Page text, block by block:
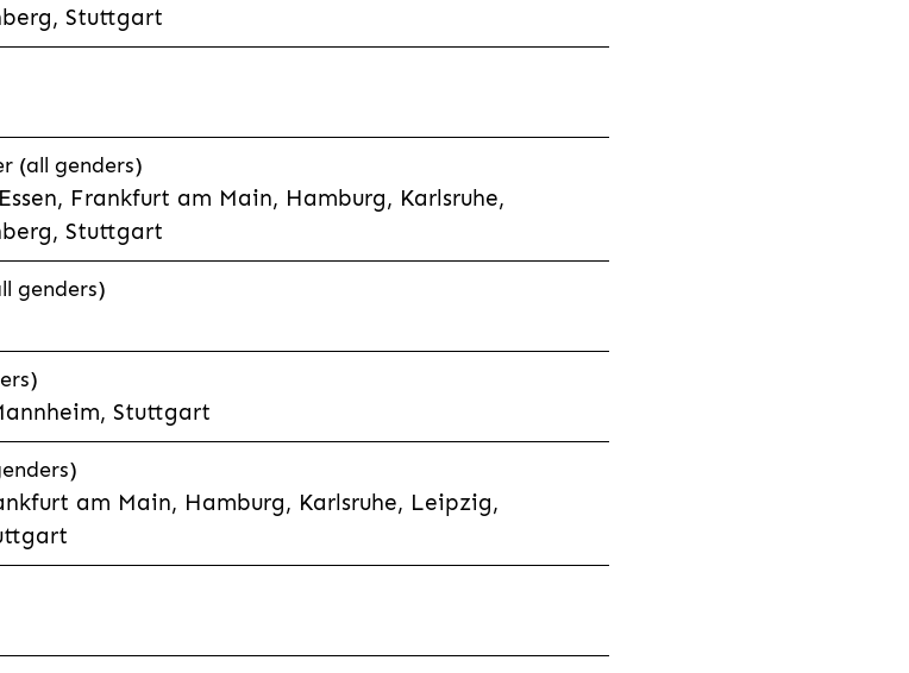
Stuttgart
(all genders)
Frankfurt am Main, Hamburg, Karlsruhe,
Stuttgart
genders)
Stuttgart
am Main, Hamburg, Karlsruhe, Leipzig,